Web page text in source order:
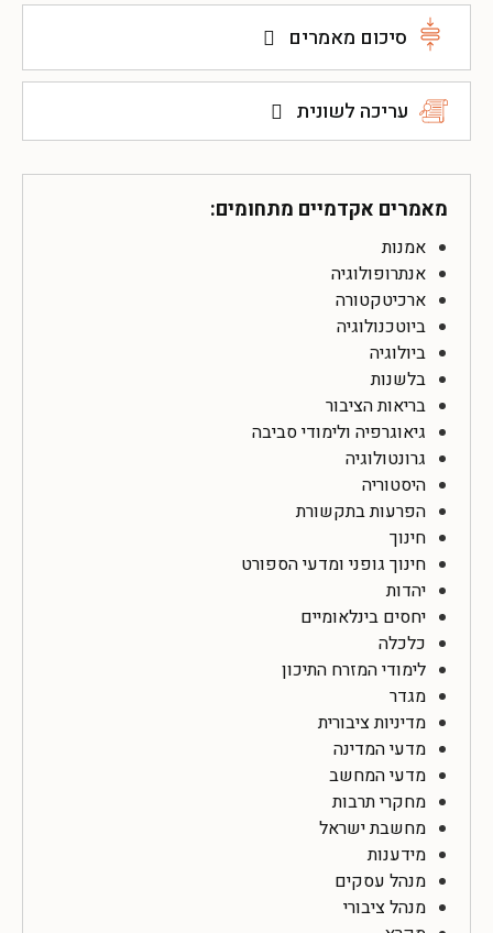
סיכום מאמרים
עריכה לשונית
מאמרים אקדמיים מתחומים:
אמנות
אנתרופולוגיה
ארכיטקטורה
ביוטכנולוגיה
ביולוגיה
בלשנות
בריאות הציבור
גיאוגרפיה ולימודי סביבה
גרונטולוגיה
היסטוריה
הפרעות בתקשורת
חינוך
חינוך גופני ומדעי הספורט
יהדות
יחסים בינלאומיים
כלכלה
לימודי המזרח התיכון
מגדר
מדיניות ציבורית
מדעי המדינה
מדעי המחשב
מחקרי תרבות
מחשבת ישראל
מידענות
מנהל עסקים
מנהל ציבורי